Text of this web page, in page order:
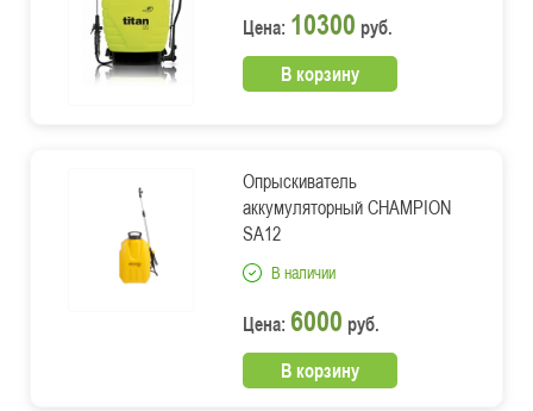
Цена: 10300 руб.
В корзину
Опрыскиватель
аккумуляторный CHAMPION
SA12
В наличии
Цена: 6000 руб.
В корзину